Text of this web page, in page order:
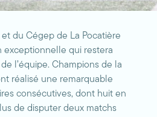
et du Cégep de La Pocatière
exceptionnelle qui restera
l’équipe. Champions de la
réalisé une remarquable
consécutives, dont huit en
de disputer deux matchs